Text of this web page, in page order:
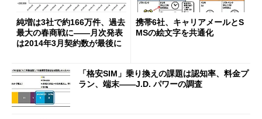
純増は3社で約166万件、過去
最大の春商戦に――月次発表
は2014年3月契約数が最後に
携帯6社、キャリアメールとS
MSの絵文字を共通化
「格安SIM」乗り換えの課題は認知率、料金プ
ラン、端末――J.D. パワーの調査